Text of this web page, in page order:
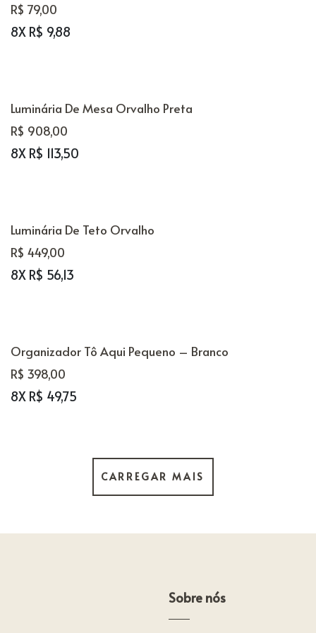
R$ 79,00
8X R$ 9,88
Luminária De Mesa Orvalho Preta
R$ 908,00
8X R$ 113,50
Luminária De Teto Orvalho
R$ 449,00
8X R$ 56,13
Organizador Tô Aqui Pequeno – Branco
R$ 398,00
8X R$ 49,75
CARREGAR MAIS
Sobre nós